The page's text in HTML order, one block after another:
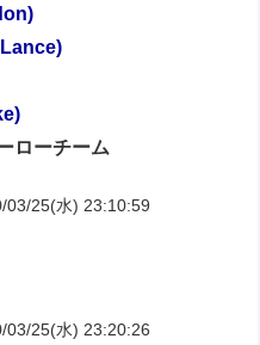
ローチーム
03/25(水) 23:10:59
03/25(水) 23:20:26